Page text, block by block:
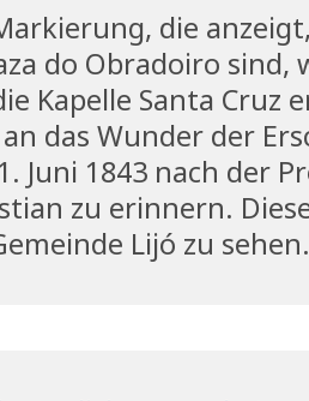
die
do Obradoiro sind,
Kapelle Santa Cruz
das Wunder der
Juni 1843 nach der
zu erinnern.
Lijó zu sehen.